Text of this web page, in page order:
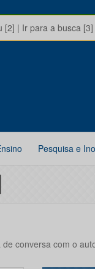
[2] | Ir para a busca [3]
Pesquisa e
de conversa com o